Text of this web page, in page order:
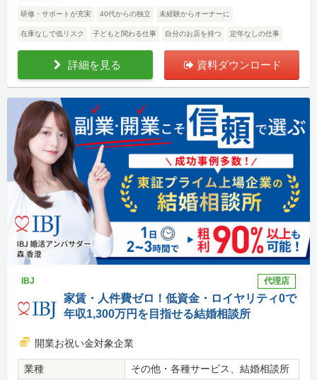
研修・サポートが充実 40代からの独立 未経験からオーナーに
在庫なしで低リスク 子どもと関わる仕事 自分のお店を持つ 定年なしの仕事
詳細を見る 資料ダウンロード
IBJ 代理店
家賃・人件費ゼロ！低資金・ロイヤリティ0で
年収1,300万円を目指せる結婚相談所
開業お祝い金対象企業
業種
その他・各種サービス、結婚相談所